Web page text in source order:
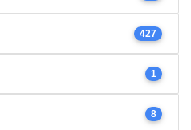
427
1
8